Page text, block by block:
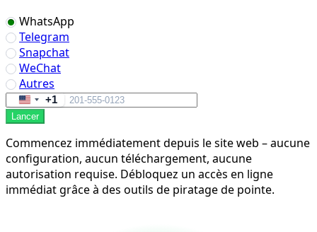
WhatsApp
Telegram
Snapchat
WeChat
Autres
United
States
+1
Lancer
Commencez immédiatement depuis le site web – aucune
configuration, aucun téléchargement, aucune
autorisation requise. Débloquez un accès en ligne
immédiat grâce à des outils de piratage de pointe.